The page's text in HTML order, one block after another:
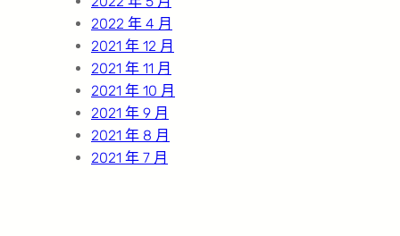
2022 年 4 月
2021 年 12 月
2021 年 11 月
2021 年 10 月
2021 年 9 月
2021 年 8 月
2021 年 7 月